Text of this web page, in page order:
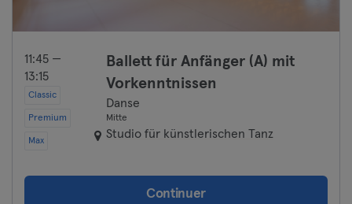
11:45 —
13:15
Classic
Premium
Max
Ballett für Anfänger (A) mit
Vorkenntnissen
Danse
Mitte
Studio für künstlerischen Tanz
Continuer
Munich
Münster
Oberhausen